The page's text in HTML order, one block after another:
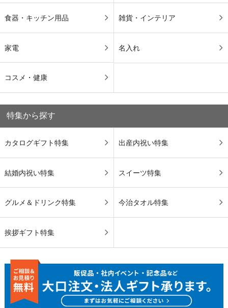
食器・キッチン用品 雑貨・インテリア
家電 名入れ
コスメ・健康
特集から探す
カタログギフト特集 出産内祝い特集
結婚内祝い特集 スイーツ特集
グルメ＆ドリンク特集 今治タオル特集
挨拶ギフト特集